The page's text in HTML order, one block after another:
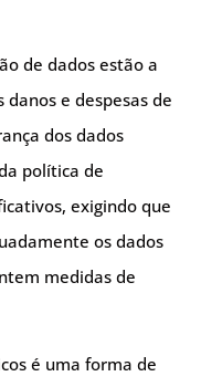
de dados estão a
e despesas de
dos dados
política de
exigindo que
os dados
medidas de
é uma forma de